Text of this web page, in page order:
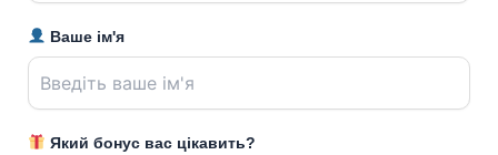
Ваше ім'я
Який бонус вас цікавить?